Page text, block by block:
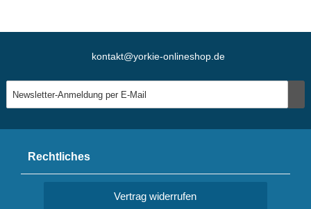
kontakt@yorkie-onlineshop.de
Rechtliches
Vertrag widerrufen